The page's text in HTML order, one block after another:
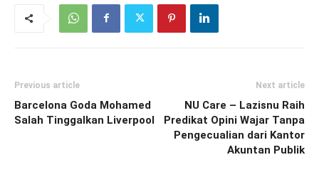
Previous article
Barcelona Goda Mohamed
Salah Tinggalkan Liverpool
Next article
NU Care – Lazisnu Raih
Predikat Opini Wajar Tanpa
Pengecualian dari Kantor
Akuntan Publik